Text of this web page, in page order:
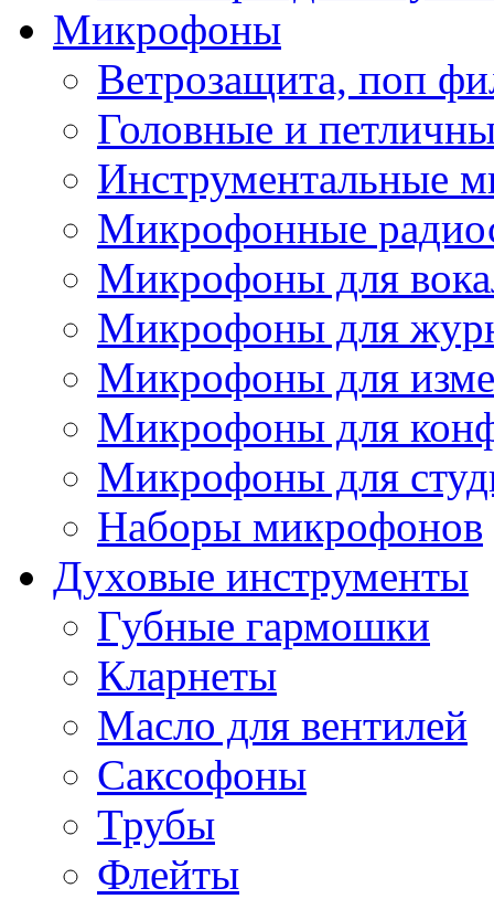
Микрофоны
Ветрозащита, поп
Головные и
Инструментальные
Микрофонные
Микрофоны для
Микрофоны для
Микрофоны для
Микрофоны для
Микрофоны для
Наборы микрофонов
Духовые инструменты
Губные гармошки
Кларнеты
Масло для вентилей
Саксофоны
Трубы
Флейты